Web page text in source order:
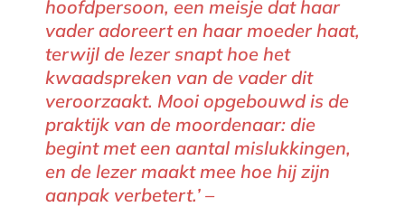
hoofdpersoon, een meisje dat haar
vader adoreert en haar moeder haat,
terwijl de lezer snapt hoe het
kwaadspreken van de vader dit
veroorzaakt. Mooi opgebouwd is de
praktijk van de moordenaar: die
begint met een aantal mislukkingen,
en de lezer maakt mee hoe hij zijn
aanpak verbetert.’ –